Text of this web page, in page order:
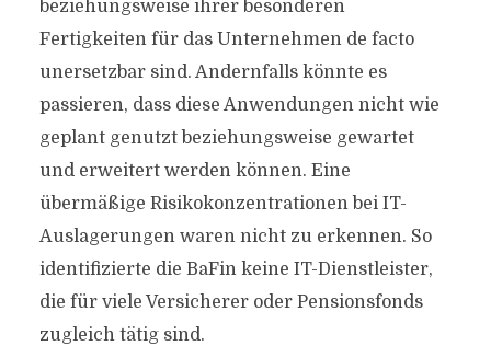
beziehungsweise ihrer besonderen
Fertigkeiten für das Unternehmen de facto
unersetzbar sind. Andernfalls könnte es
passieren, dass diese Anwendungen nicht wie
geplant genutzt beziehungsweise gewartet
und erweitert werden können. Eine
übermäßige Risikokonzentrationen bei IT-
Auslagerungen waren nicht zu erkennen. So
identifizierte die BaFin keine IT-Dienstleister,
die für viele Versicherer oder Pensionsfonds
zugleich tätig sind.